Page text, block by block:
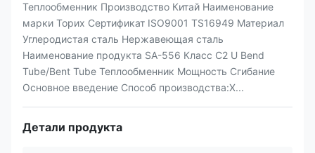
Теплообменник Производство Китай Наименование
марки Торих Сертификат ISO9001 TS16949 Материал
Углеродистая сталь Нержавеющая сталь
Наименование продукта SA-556 Класс C2 U Bend
Tube/Bent Tube Теплообменник Мощность Сгибание
Основное введение Способ производства:Х...
Детали продукта